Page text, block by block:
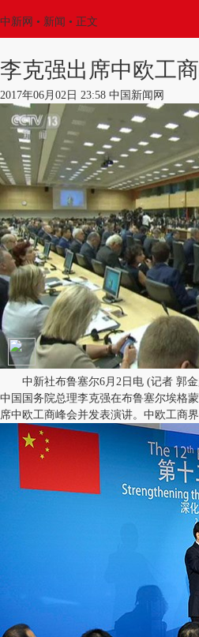
中新网 • 新闻 • 正文
李克强出席中欧工
2017年06月02日 23:58 中国新闻网
中新社布鲁塞尔6月2日电 (记者 郭金
中国国务院总理李克强在布鲁塞尔埃格
席中欧工商峰会并发表演讲。中欧工商界